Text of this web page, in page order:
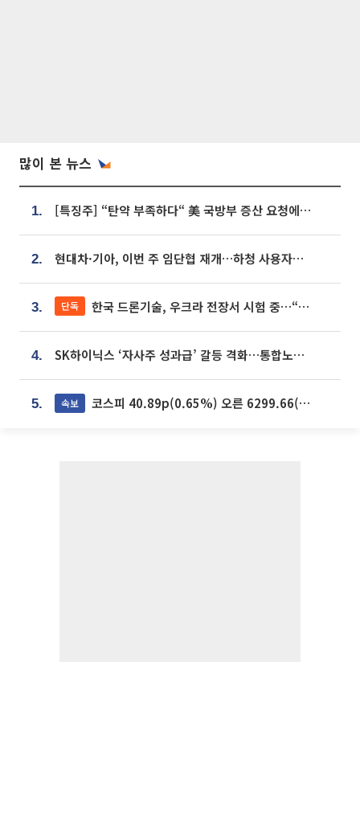
많이 본 뉴스
1. [특징주] “탄약 부족하다“ 美 국방부 증산 요청에⋯국내 방산주 급등세
2. 현대차·기아, 이번 주 임단협 재개…하청 사용자성 재심도 ‘변수’
3. 단독 한국 드론기술, 우크라 전장서 시험 중…“스타트업 여러 곳 참여”
4. SK하이닉스 ‘자사주 성과급’ 갈등 격화…통합노조 출범 움직임
5. 속보 코스피 40.89p(0.65%) 오른 6299.66(마감)